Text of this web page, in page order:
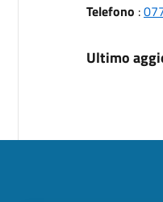
Telefono :
Ultimo